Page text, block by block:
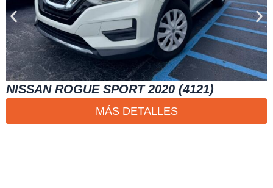
NISSAN ROGUE SPORT 2020 (4121)
MÁS DETALLES